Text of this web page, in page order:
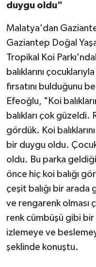
duygu oldu"
Malatya'dan
Gaziantep Doğal
Tropikal Koi
balıklarını
fırsatını bulduğunu
Efeoğlu, "Koi
balıkları çok güzeldi.
gördük. Koi
bir duygu oldu.
oldu. Bu parka
önce hiç koi balığı
çeşit balığı bir arada
ve rengarenk olması
renk cümbüşü gibi bir
izlemeye ve
şeklinde konuştu.